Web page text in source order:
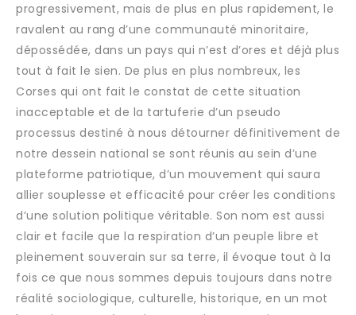
progressivement, mais de plus en plus rapidement, le
ravalent au rang d’une communauté minoritaire,
dépossédée, dans un pays qui n’est d’ores et déjà plus
tout à fait le sien. De plus en plus nombreux, les
Corses qui ont fait le constat de cette situation
inacceptable et de la tartuferie d’un pseudo
processus destiné à nous détourner définitivement de
notre dessein national se sont réunis au sein d’une
plateforme patriotique, d’un mouvement qui saura
allier souplesse et efficacité pour créer les conditions
d’une solution politique véritable. Son nom est aussi
clair et facile que la respiration d’un peuple libre et
pleinement souverain sur sa terre, il évoque tout à la
fois ce que nous sommes depuis toujours dans notre
réalité sociologique, culturelle, historique, en un mot